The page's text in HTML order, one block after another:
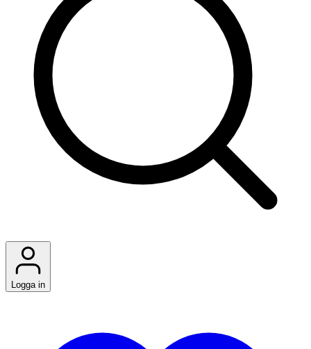
Logga in